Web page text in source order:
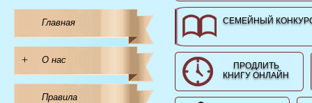
Главная
+ О нас
Правила
СЕМЕЙНЫЙ
ПРОДЛИТЬ
КНИГУ ОНЛАЙН